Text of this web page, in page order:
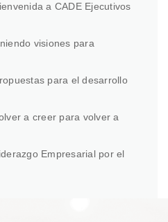
a CADE Ejecutivos
visiones para
para el desarrollo
a creer para volver a
Empresarial por el